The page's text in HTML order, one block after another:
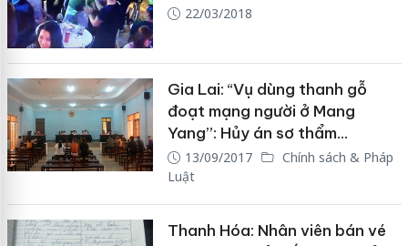
22/03/2018
Gia Lai: “Vụ dùng thanh gỗ
đoạt mạng người ở Mang
Yang”: Hủy án sơ thẩm...
13/09/2017
Chính sách & Pháp
Luật
Thanh Hóa: Nhân viên bán vé